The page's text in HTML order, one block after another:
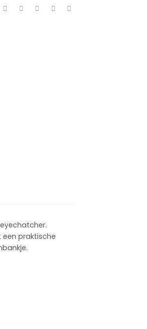
praktische